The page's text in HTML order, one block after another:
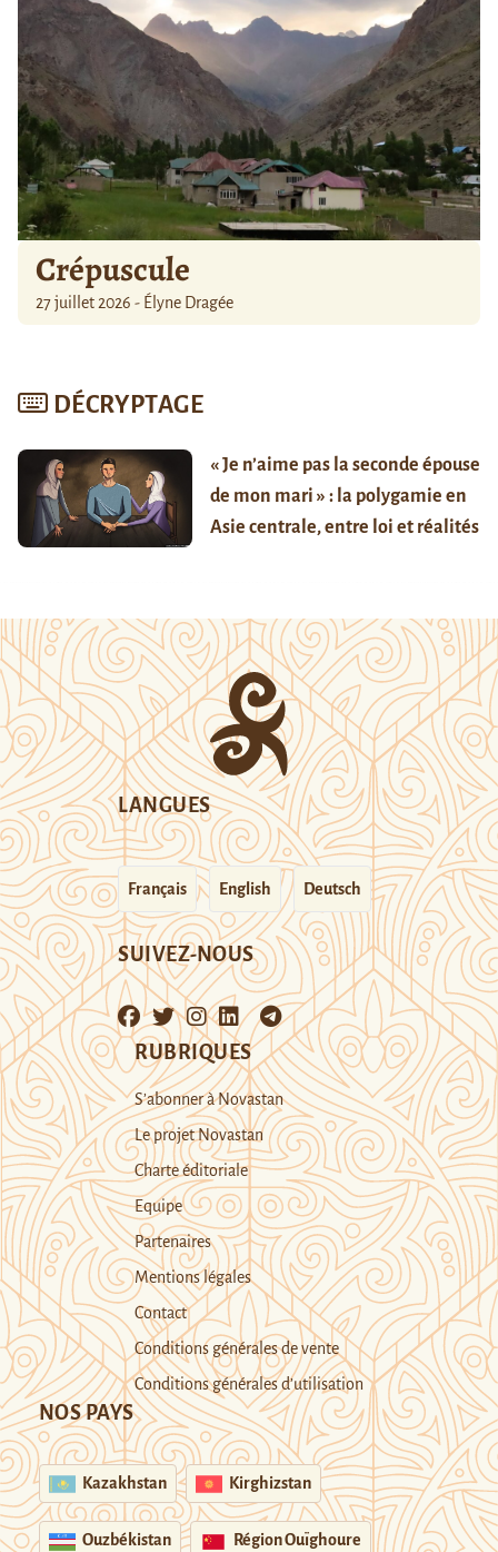
Crépuscule
27 juillet 2026 - Élyne Dragée
DÉCRYPTAGE
« Je n’aime pas la seconde épouse
de mon mari » : la polygamie en
Asie centrale, entre loi et réalités
LANGUES
Français English Deutsch
SUIVEZ-NOUS
RUBRIQUES
S’abonner à Novastan
Le projet Novastan
Charte éditoriale
Equipe
Partenaires
Mentions légales
Contact
Conditions générales de vente
Conditions générales d’utilisation
NOS PAYS
Kazakhstan Kirghizstan
Ouzbékistan Région Ouïghoure